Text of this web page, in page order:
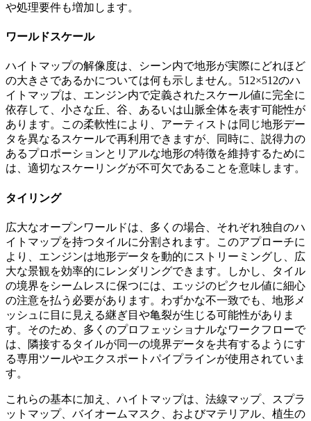
や処理要件も増加します。
ワールドスケール
ハイトマップの解像度は、シーン内で地形が実際にどれほど
の大きさであるかについては何も示しません。512×512のハ
イトマップは、エンジン内で定義されたスケール値に完全に
依存して、小さな丘、谷、あるいは山脈全体を表す可能性が
あります。この柔軟性により、アーティストは同じ地形デー
タを異なるスケールで再利用できますが、同時に、説得力の
あるプロポーションとリアルな地形の特徴を維持するために
は、適切なスケーリングが不可欠であることを意味します。
タイリング
広大なオープンワールドは、多くの場合、それぞれ独自のハ
イトマップを持つタイルに分割されます。このアプローチに
より、エンジンは地形データを動的にストリーミングし、広
大な景観を効率的にレンダリングできます。しかし、タイル
の境界をシームレスに保つには、エッジのピクセル値に細心
の注意を払う必要があります。わずかな不一致でも、地形メ
ッシュに目に見える継ぎ目や亀裂が生じる可能性がありま
す。そのため、多くのプロフェッショナルなワークフローで
は、隣接するタイルが同一の境界データを共有するようにす
る専用ツールやエクスポートパイプラインが使用されていま
す。
これらの基本に加え、ハイトマップは、法線マップ、スプラ
ットマップ、バイオームマスク、およびマテリアル、植生の